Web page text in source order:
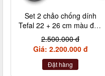
Set 2 chảo chống dính
Tefal 22 + 26 cm màu đen
cán rời L65091
2.500.000 đ
Giá: 2.200.000 đ
Đặt hàng